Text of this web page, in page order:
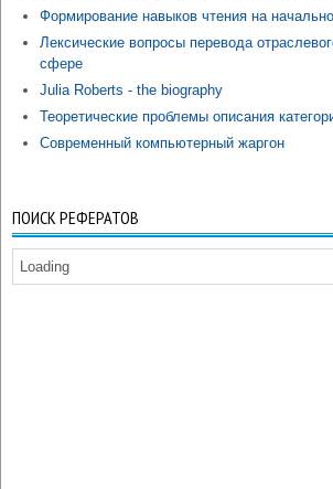
Формирование навыков чтения на
Лексические вопросы перевода
сфере
Julia Roberts - the biography
Теоретические проблемы описания
Современный компьютерный жаргон
ПОИСК РЕФЕРАТОВ
Loading